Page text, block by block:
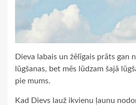
Dieva labais un žēlīgais prāts gan
lūgšanas, bet mēs lūdzam šajā
pie mums.
Kad Dievs lauž ikvienu ļaunu